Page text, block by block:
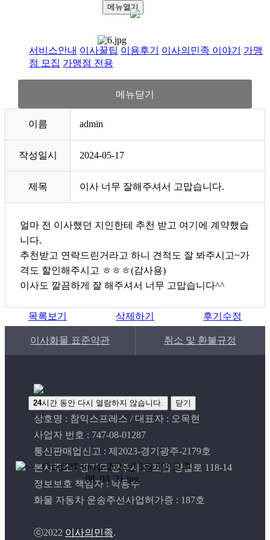
24시간 동안 다시 열람하지 않습니다. 닫기
메뉴열기
서비스안내 이사꿀팁 이용후기 이사의민족 이야기
가맹
점 모집 가맹점 전용
메뉴닫기
이름 admin
작성일시 2024-05-17
제목 이사 너무 잘해주셔서 고맙습니다.
얼마 전 이사했던 지인한테 추천 받고 여기에 계약했습
니다.
추천받고 연락드린거라고 하니 견적도 잘 봐주시고~가
격도 할인해주시고 ㅎㅎㅎ(감사용)
이사도 깔끔하게 잘 해주셔서 너무 고맙습니다^^
목록보기 삭제하기 후기수정
이사화물 표준약관 취소 및 환불규정
상호명 : 참익스프레스 / 대표자 : 오목현
사업자 번호 : 747-08-01287
통신판매업신고 : 제2023-경기광주-2179호
본사주소 : 경기도 광주시 오포읍 양벌로 118-14
정보보호 책임자 : 박용수
화물 자동차 운송주선사업허가증 : 187호
ⓒ2022 이사의민족.